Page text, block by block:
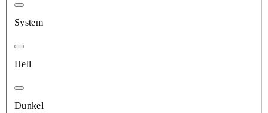
System
Hell
Dunkel